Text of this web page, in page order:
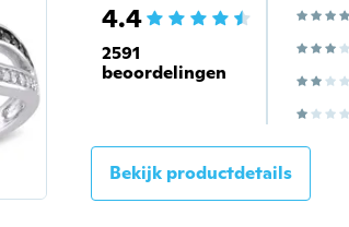
4.4
2591
beoordelingen
Bekijk productdetails